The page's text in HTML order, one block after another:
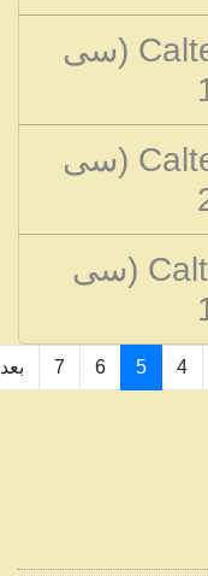
مرتضی استریو Caltex (سی
مرتضی استریو Caltex (سی
مرضیه استریو Caltex (سی
صفحه5 از7
4
5
6
7